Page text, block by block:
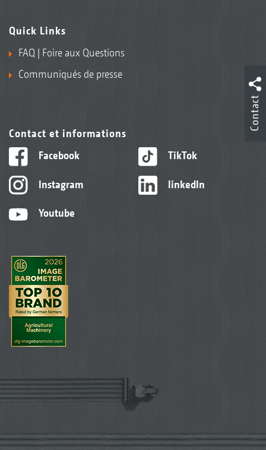
Quick Links
FAQ | Foire aux Questions
Communiqués de presse
Contact et informations
Facebook
Instagram
Youtube
TikTok
linkedIn
Contact